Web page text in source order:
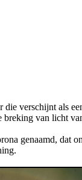
verschijnt als
van licht
genaamd, dat